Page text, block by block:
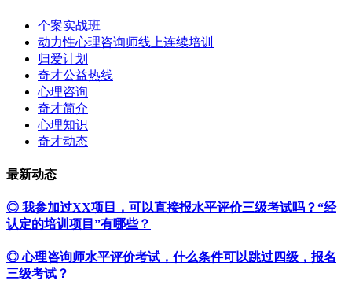
个案实战班
动力性心理咨询师线上连续培训
归爱计划
奇才公益热线
心理咨询
奇才简介
心理知识
奇才动态
最新动态
◎ 我参加过XX项目，可以直接报水平评价三级考试吗？“经
认定的培训项目”有哪些？
◎ 心理咨询师水平评价考试，什么条件可以跳过四级，报名
三级考试？